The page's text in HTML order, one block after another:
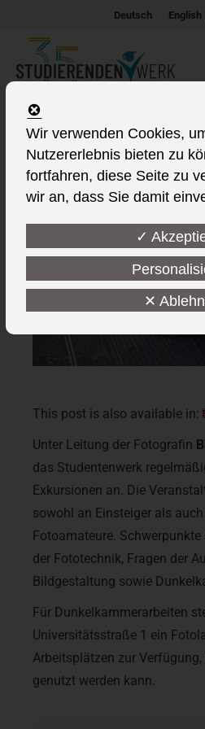
Deutsch English
This post is also available in:
Unter Leitung der Fotografin
das Studentenwerk
Exkursionen an. Die
sowohl an Einsteiger als
Fotoamateure.
der Fototechnik, Fragen der
Bildgestaltung sowie
Für Dunkelkammerarbeiten
Universitätsstraße 1 ein
Arbeitsplätzen zur
genutzt werden kann.
Wir verwenden Cookies,
Nutzererlebnis bieten zu
fortfahren, diese Seite zu
wir an, dass Sie damit
✓
✕